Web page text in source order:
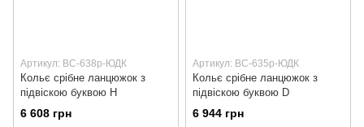
Артикул: ВС-638р-ЮДК
Кольє срібне ланцюжок з
підвіскою буквою Н
6 608 грн
Артикул: ВС-635р-ЮДК
Кольє срібне ланцюжок з
підвіскою буквою D
6 944 грн